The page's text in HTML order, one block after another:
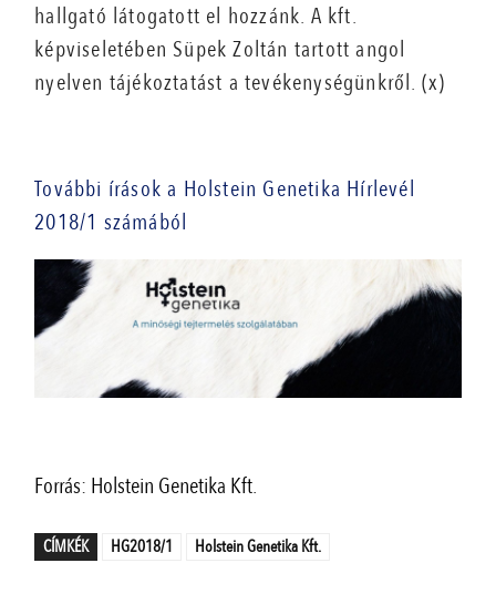
hallgató látogatott el hozzánk. A kft.
képviseletében Süpek Zoltán tartott angol
nyelven tájékoztatást a tevékenységünkről. (x)
További írások a Holstein Genetika Hírlevél
2018/1 számából
Forrás: Holstein Genetika Kft.
CÍMKÉK HG2018/1 Holstein Genetika Kft.